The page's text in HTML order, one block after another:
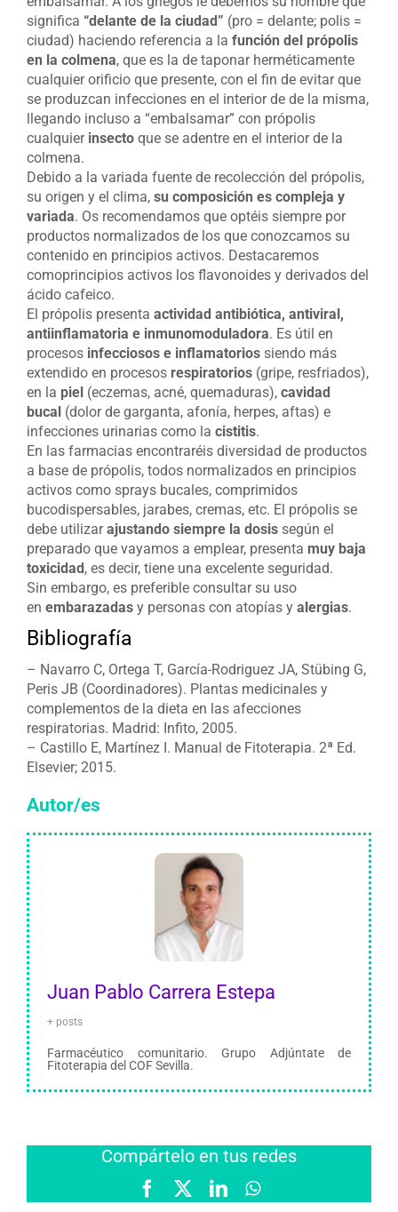
significa “delante de la ciudad” (pro = delante; polis =
ciudad) haciendo referencia a la función del própolis
en la colmena, que es la de taponar herméticamente
cualquier orificio que presente, con el fin de evitar que
se produzcan infecciones en el interior de de la misma,
llegando incluso a “embalsamar” con própolis
cualquier insecto que se adentre en el interior de la
colmena.
Debido a la variada fuente de recolección del própolis,
su origen y el clima, su composición es compleja y
variada. Os recomendamos que optéis siempre por
productos normalizados de los que conozcamos su
contenido en principios activos. Destacaremos
comoprincipios activos los flavonoides y derivados del
ácido cafeico.
El própolis presenta actividad antibiótica, antiviral,
antiinflamatoria e inmunomoduladora. Es útil en
procesos infecciosos e inflamatorios siendo más
extendido en procesos respiratorios (gripe, resfriados),
en la piel (eczemas, acné, quemaduras), cavidad
bucal (dolor de garganta, afonía, herpes, aftas) e
infecciones urinarias como la cistitis.
En las farmacias encontraréis diversidad de productos
a base de própolis, todos normalizados en principios
activos como sprays bucales, comprimidos
bucodispersables, jarabes, cremas, etc. El própolis se
debe utilizarajustando siempre la dosis según el
preparado que vayamos a emplear, presenta muy baja
toxicidad, es decir, tiene una excelente seguridad.
Sin embargo, es preferible consultar su uso
en embarazadas y personas con atopías y alergias.
Bibliografía
– Navarro C, Ortega T, García-Rodriguez JA, Stübing G,
Peris JB (Coordinadores). Plantas medicinales y
complementos de la dieta en las afecciones
respiratorias. Madrid: Infito, 2005.
– Castillo E, Martínez I. Manual de Fitoterapia. 2ª Ed.
Elsevier; 2015.
Autor/es
Juan Pablo Carrera Estepa
+ posts
Farmacéutico comunitario. Grupo Adjúntate de
Fitoterapia del COF Sevilla.
Compártelo en tus redes
Facebook
X LinkedInWhatsApp